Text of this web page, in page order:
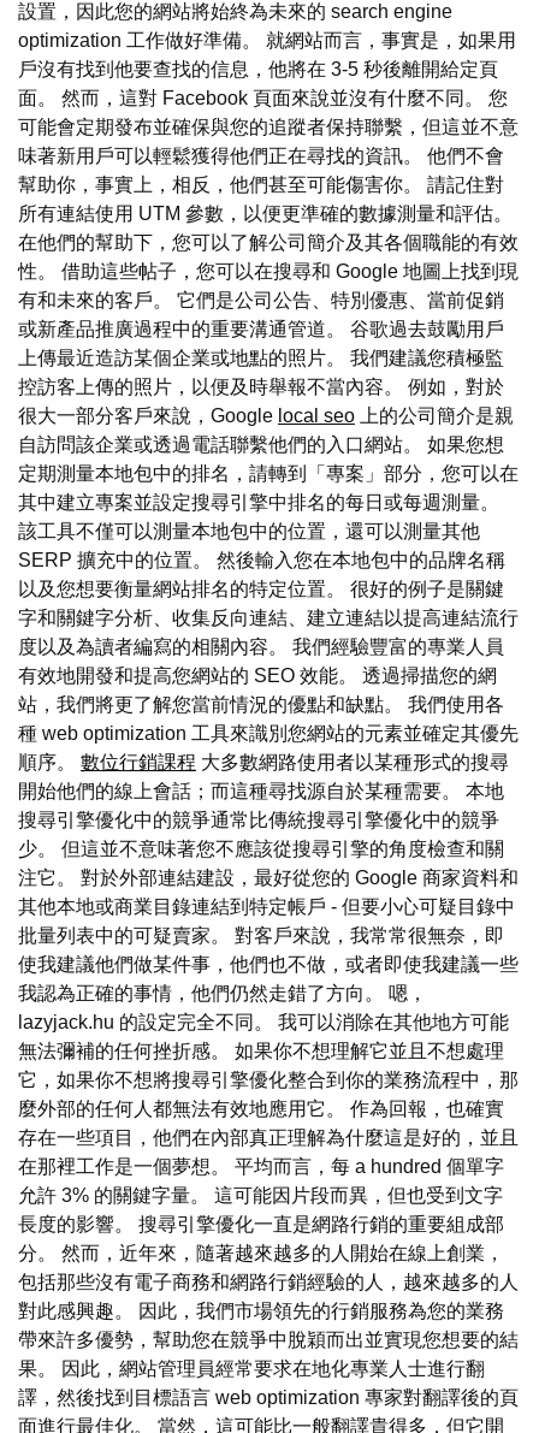
設置，因此您的網站將始終為未來的 search engine
optimization 工作做好準備。 就網站而言，事實是，如果用
戶沒有找到他要查找的信息，他將在 3-5 秒後離開給定頁
面。 然而，這對 Facebook 頁面來說並沒有什麼不同。 您
可能會定期發布並確保與您的追蹤者保持聯繫，但這並不意
味著新用戶可以輕鬆獲得他們正在尋找的資訊。 他們不會
幫助你，事實上，相反，他們甚至可能傷害你。 請記住對
所有連結使用 UTM 參數，以便更準確的數據測量和評估。
在他們的幫助下，您可以了解公司簡介及其各個職能的有效
性。 借助這些帖子，您可以在搜尋和 Google 地圖上找到現
有和未來的客戶。 它們是公司公告、特別優惠、當前促銷
或新產品推廣過程中的重要溝通管道。 谷歌過去鼓勵用戶
上傳最近造訪某個企業或地點的照片。 我們建議您積極監
控訪客上傳的照片，以便及時舉報不當內容。 例如，對於
很大一部分客戶來說，Google local seo 上的公司簡介是親
自訪問該企業或透過電話聯繫他們的入口網站。 如果您想
定期測量本地包中的排名，請轉到「專案」部分，您可以在
其中建立專案並設定搜尋引擎中排名的每日或每週測量。
該工具不僅可以測量本地包中的位置，還可以測量其他
SERP 擴充中的位置。 然後輸入您在本地包中的品牌名稱
以及您想要衡量網站排名的特定位置。 很好的例子是關鍵
字和關鍵字分析、收集反向連結、建立連結以提高連結流行
度以及為讀者編寫的相關內容。 我們經驗豐富的專業人員
有效地開發和提高您網站的 SEO 效能。 透過掃描您的網
站，我們將更了解您當前情況的優點和缺點。 我們使用各
種 web optimization 工具來識別您網站的元素並確定其優先
順序。 數位行銷課程 大多數網路使用者以某種形式的搜尋
開始他們的線上會話；而這種尋找源自於某種需要。 本地
搜尋引擎優化中的競爭通常比傳統搜尋引擎優化中的競爭
少。 但這並不意味著您不應該從搜尋引擎的角度檢查和關
注它。 對於外部連結建設，最好從您的 Google 商家資料和
其他本地或商業目錄連結到特定帳戶 - 但要小心可疑目錄中
批量列表中的可疑賣家。 對客戶來說，我常常很無奈，即
使我建議他們做某件事，他們也不做，或者即使我建議一些
我認為正確的事情，他們仍然走錯了方向。 嗯，
lazyjack.hu 的設定完全不同。 我可以消除在其他地方可能
無法彌補的任何挫折感。 如果你不想理解它並且不想處理
它，如果你不想將搜尋引擎優化整合到你的業務流程中，那
麼外部的任何人都無法有效地應用它。 作為回報，也確實
存在一些項目，他們在內部真正理解為什麼這是好的，並且
在那裡工作是一個夢想。 平均而言，每 a hundred 個單字
允許 3% 的關鍵字量。 這可能因片段而異，但也受到文字
長度的影響。 搜尋引擎優化一直是網路行銷的重要組成部
分。 然而，近年來，隨著越來越多的人開始在線上創業，
包括那些沒有電子商務和網路行銷經驗的人，越來越多的人
對此感興趣。 因此，我們市場領先的行銷服務為您的業務
帶來許多優勢，幫助您在競爭中脫穎而出並實現您想要的結
果。 因此，網站管理員經常要求在地化專業人士進行翻
譯，然後找到目標語言 web optimization 專家對翻譯後的頁
面進行最佳化。 當然，這可能比一般翻譯貴得多，但它開